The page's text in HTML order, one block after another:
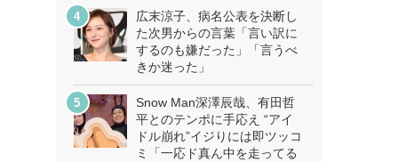
広末涼子、病名公表を決断し
た次男からの言葉「言い訳に
するのも嫌だった」「言うべ
きか迷った」
Snow Man深澤辰哉、有田哲
平とのテンポに手応え “アイ
ドル崩れ”イジりには即ツッコ
ミ「一応ド真ん中を走ってる